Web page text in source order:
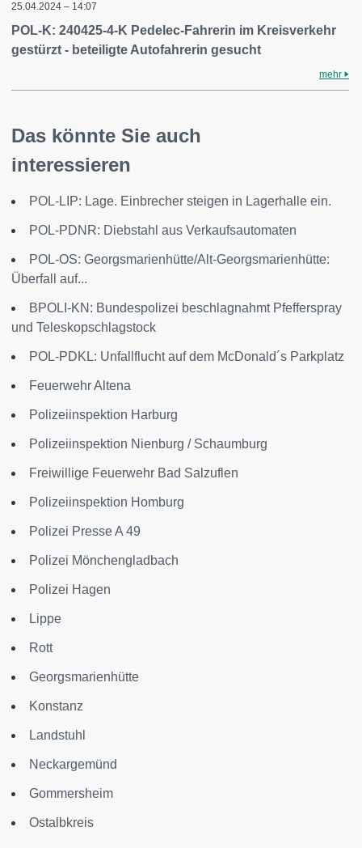
25.04.2024 – 14:07
POL-K: 240425-4-K Pedelec-Fahrerin im Kreisverkehr
gestürzt - beteiligte Autofahrerin gesucht
mehr
Das könnte Sie auch
interessieren
POL-LIP: Lage. Einbrecher steigen in Lagerhalle ein.
POL-PDNR: Diebstahl aus Verkaufsautomaten
POL-OS: Georgsmarienhütte/Alt-Georgsmarienhütte:
Überfall auf...
BPOLI-KN: Bundespolizei beschlagnahmt Pfefferspray
und Teleskopschlagstock
POL-PDKL: Unfallflucht auf dem McDonald´s Parkplatz
Feuerwehr Altena
Polizeiinspektion Harburg
Polizeiinspektion Nienburg / Schaumburg
Freiwillige Feuerwehr Bad Salzuflen
Polizeiinspektion Homburg
Polizei Presse A 49
Polizei Mönchengladbach
Polizei Hagen
Lippe
Rott
Georgsmarienhütte
Konstanz
Landstuhl
Neckargemünd
Gommersheim
Ostalbkreis